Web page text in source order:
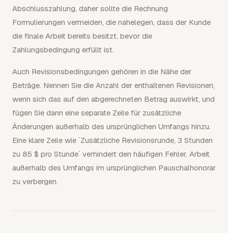
Abschlusszahlung, daher sollte die Rechnung
Formulierungen vermeiden, die nahelegen, dass der Kunde
die finale Arbeit bereits besitzt, bevor die
Zahlungsbedingung erfüllt ist.
Auch Revisionsbedingungen gehören in die Nähe der
Beträge. Nennen Sie die Anzahl der enthaltenen Revisionen,
wenn sich das auf den abgerechneten Betrag auswirkt, und
fügen Sie dann eine separate Zeile für zusätzliche
Änderungen außerhalb des ursprünglichen Umfangs hinzu.
Eine klare Zeile wie `Zusätzliche Revisionsrunde, 3 Stunden
zu 85 $ pro Stunde` verhindert den häufigen Fehler, Arbeit
außerhalb des Umfangs im ursprünglichen Pauschalhonorar
zu verbergen.